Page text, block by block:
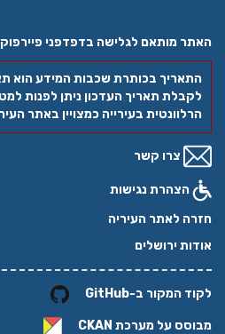
האתר מותאם לגלישה בדפדפני
התאריך בכותרת שכבות המידע הוא
לקבלת תאריך העדכון ניתן לפנות
הרלוונטית בעירייה כמצויין באתר
צרו קשר
הצהרת נגישות
חזרה לאתר העיריה
אודות ירושלים
לקוד המקור ב-GitHub
מבוסס על מערכת CKAN